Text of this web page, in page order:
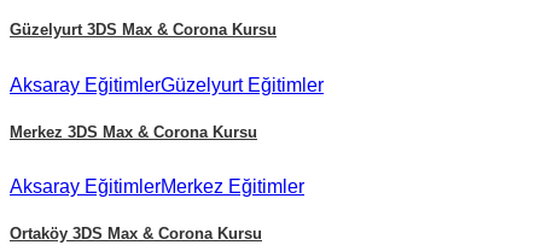
Güzelyurt 3DS Max & Corona Kursu
Aksaray EğitimlerGüzelyurtEğitimler
Merkez 3DS Max & Corona Kursu
Aksaray EğitimlerMerkez Eğitimler
Ortaköy 3DS Max & Corona Kursu